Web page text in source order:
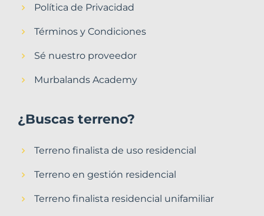
Política de Privacidad
Términos y Condiciones
Sé nuestro proveedor
Murbalands Academy
¿Buscas terreno?
Terreno finalista de uso residencial
Terreno en gestión residencial
Terreno finalista residencial unifamiliar